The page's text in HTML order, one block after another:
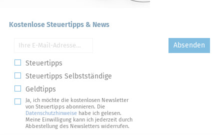
Kostenlose Steuertipps & News
Absenden
Steuertipps
Steuertipps Selbstständige
Geldtipps
Ja, ich möchte die kostenlosen Newsletter
von Steuertipps abonnieren. Die
Datenschutzhinweise habe ich gelesen.
Meine Einwilligung kann ich jederzeit durch
Abbestellung des Newsletters widerrufen.